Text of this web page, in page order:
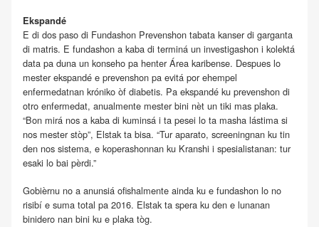
Ekspandé
E di dos paso di Fundashon Prevenshon tabata kanser di garganta
di matris. E fundashon a kaba di terminá un investigashon i kolektá
data pa duna un konseho pa henter Área karibense. Despues lo
mester ekspandé e prevenshon pa evitá por ehempel
enfermedatnan króniko òf diabetis. Pa ekspandé ku prevenshon di
otro enfermedat, anualmente mester bini nèt un tiki mas plaka.
“Bon mirá nos a kaba di kuminsá i ta pesei lo ta masha lástima si
nos mester stòp”, Elstak ta bisa. “Tur aparato, screeningnan ku tin
den nos sistema, e koperashonnan ku Kranshi i spesialistanan: tur
esaki lo bai pèrdi.”
Gobièrnu no a anunsiá ofishalmente ainda ku e fundashon lo no
risibí e suma total pa 2016. Elstak ta spera ku den e lunanan
binidero nan bini ku e plaka tòg.